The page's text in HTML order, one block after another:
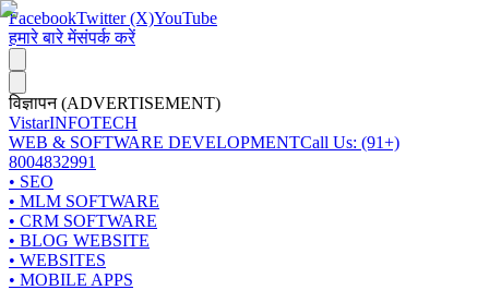
FacebookTwitter (X)YouTube
हमारे बारे मेंसंपर्क करें
विज्ञापन (ADVERTISEMENT)
VistarINFOTECH
WEB & SOFTWARE DEVELOPMENTCall Us: (91+)
8004832991
• SEO
• MLM SOFTWARE
• CRM SOFTWARE
• BLOG WEBSITE
• WEBSITES
• MOBILE APPS